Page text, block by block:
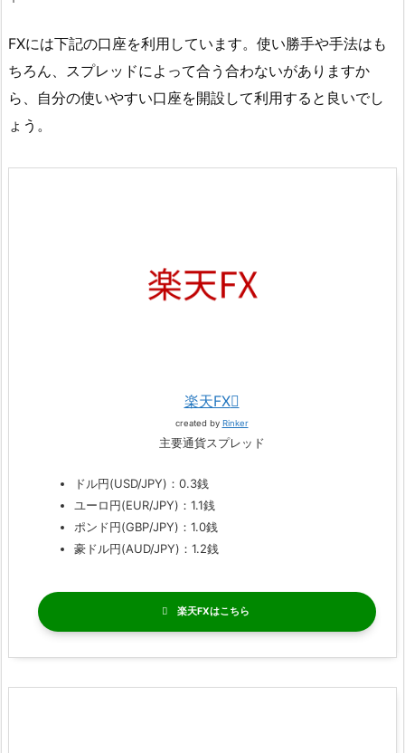
FXには下記の口座を利用しています。使い勝手や手法はも
ちろん、スプレッドによって合う合わないがありますか
ら、自分の使いやすい口座を開設して利用すると良いでし
ょう。
楽天FX
created by Rinker
主要通貨スプレッド
ドル円(USD/JPY)：0.3銭
ユーロ円(EUR/JPY)：1.1銭
ポンド円(GBP/JPY)：1.0銭
豪ドル円(AUD/JPY)：1.2銭
楽天FX